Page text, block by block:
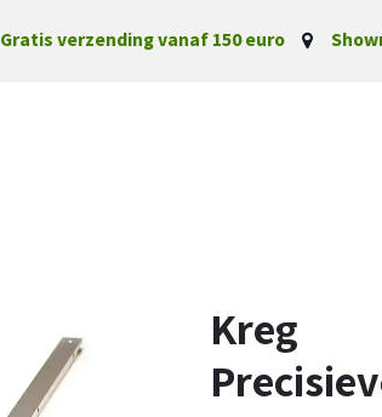
Gratis verzending vanaf 150 euro
Kreg